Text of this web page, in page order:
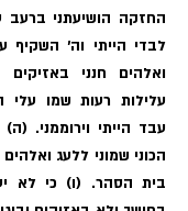
החזקה הושיעתני ברעב
לבדי הייתי וה׳ השקיף
ואלהים חנני באזיקים
עלילות רעות שמו עלי
עבד הייתי וירוממני.
הכוני שמוני ללעג
בית הסהר. (ו) כי לא